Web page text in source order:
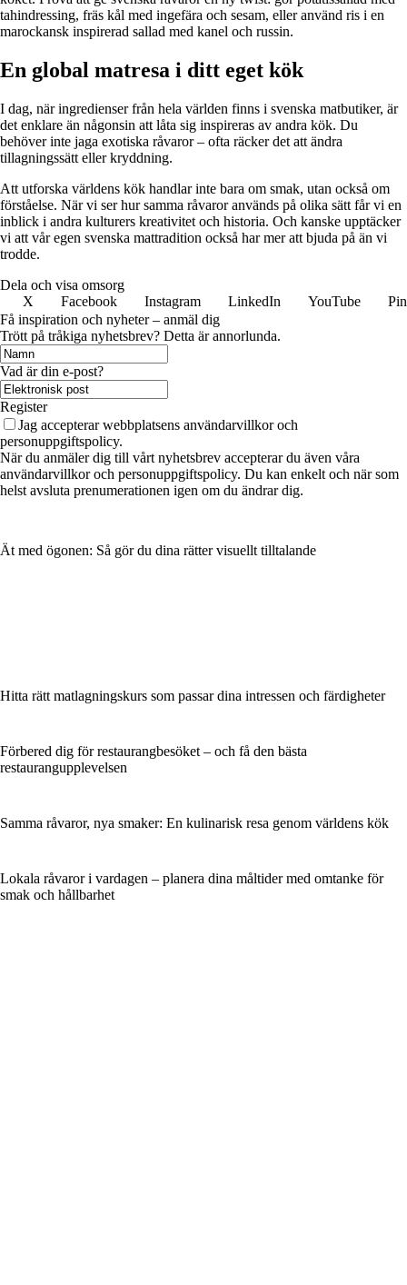
tahindressing, fräs kål med ingefära och sesam, eller använd ris i en
marockansk inspirerad sallad med kanel och russin.
En global matresa i ditt eget kök
I dag, när ingredienser från hela världen finns i svenska matbutiker, är
det enklare än någonsin att låta sig inspireras av andra kök. Du
behöver inte jaga exotiska råvaror – ofta räcker det att ändra
tillagningssätt eller kryddning.
Att utforska världens kök handlar inte bara om smak, utan också om
förståelse. När vi ser hur samma råvaror används på olika sätt får vi en
inblick i andra kulturers kreativitet och historia. Och kanske upptäcker
vi att vår egen svenska mattradition också har mer att bjuda på än vi
trodde.
Dela och visa omsorg
X
Facebook Instagram LinkedIn YouTube
Få inspiration och nyheter – anmäl dig
Trött på tråkiga nyhetsbrev? Detta är annorlunda.
Vad är din e-post?
Register
Jag accepterar webbplatsens användarvillkor och
personuppgiftspolicy.
När du anmäler dig till vårt nyhetsbrev accepterar du även våra
användarvillkor och personuppgiftspolicy. Du kan enkelt och när som
helst avsluta prenumerationen igen om du ändrar dig.
Ät med ögonen: Så gör du dina rätter visuellt tilltalande
Hitta rätt matlagningskurs som passar dina intressen och färdigheter
Förbered dig för restaurangbesöket – och få den bästa
restaurangupplevelsen
Samma råvaror, nya smaker: En kulinarisk resa genom världens kök
Lokala råvaror i vardagen – planera dina måltider med omtanke för
smak och hållbarhet